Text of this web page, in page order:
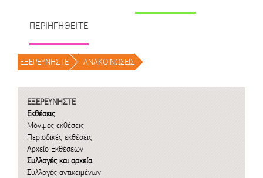
ΠΕΡΙΗΓΗΘΕΙΤΕ
ΕΞΕΡΕΥΝΗΣΤΕ / ΑΝΑΚΟΙΝΩΣΕΙΣ /
ΕΞΕΡΕΥΝΗΣΤΕ
Εκθέσεις
Μόνιμες εκθέσεις
Περιοδικές εκθέσεις
Αρχείο Εκθέσεων
Συλλογές και αρχεία
Συλλογές αντικειμένων